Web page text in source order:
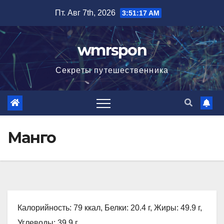
содержимому
Пт. Авг 7th, 2026 3:51:19 AM
wmrspon
Секреты путешественника
Манго
Калорийность: 79 ккал, Белки: 20.4 г, Жиры: 49.9 г,